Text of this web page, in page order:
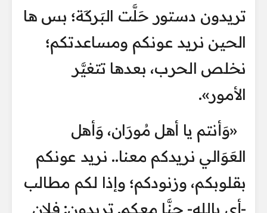
تريدون دستور حَلَّت البَركَة؛ بس ها
الحين نريد عونكم ومساعدتكم؛
نخلص الحرب، بعدها تتغيَّر
الأمور».
«وَأنتم يا أهل مُورَان، وَأهل
العَوَالي نريدكم معنا.. نريد عونكم
بقلوبكم، وزنودكم؛ وإذا لكم مطالب
-أي بالله- حِنَّا معكم. تريدون: فلان